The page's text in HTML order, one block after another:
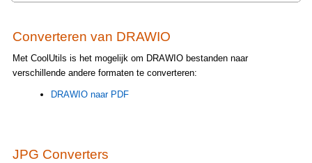
Converteren van DRAWIO
Met CoolUtils is het mogelijk om DRAWIO bestanden naar
verschillende andere formaten te converteren:
DRAWIO naar PDF
JPG Converters